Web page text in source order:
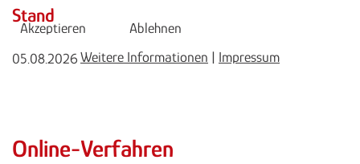
Stand
05.08.2026
Online-Verfahren
Akzeptieren
Ablehnen
Weitere Informationen | Impressum